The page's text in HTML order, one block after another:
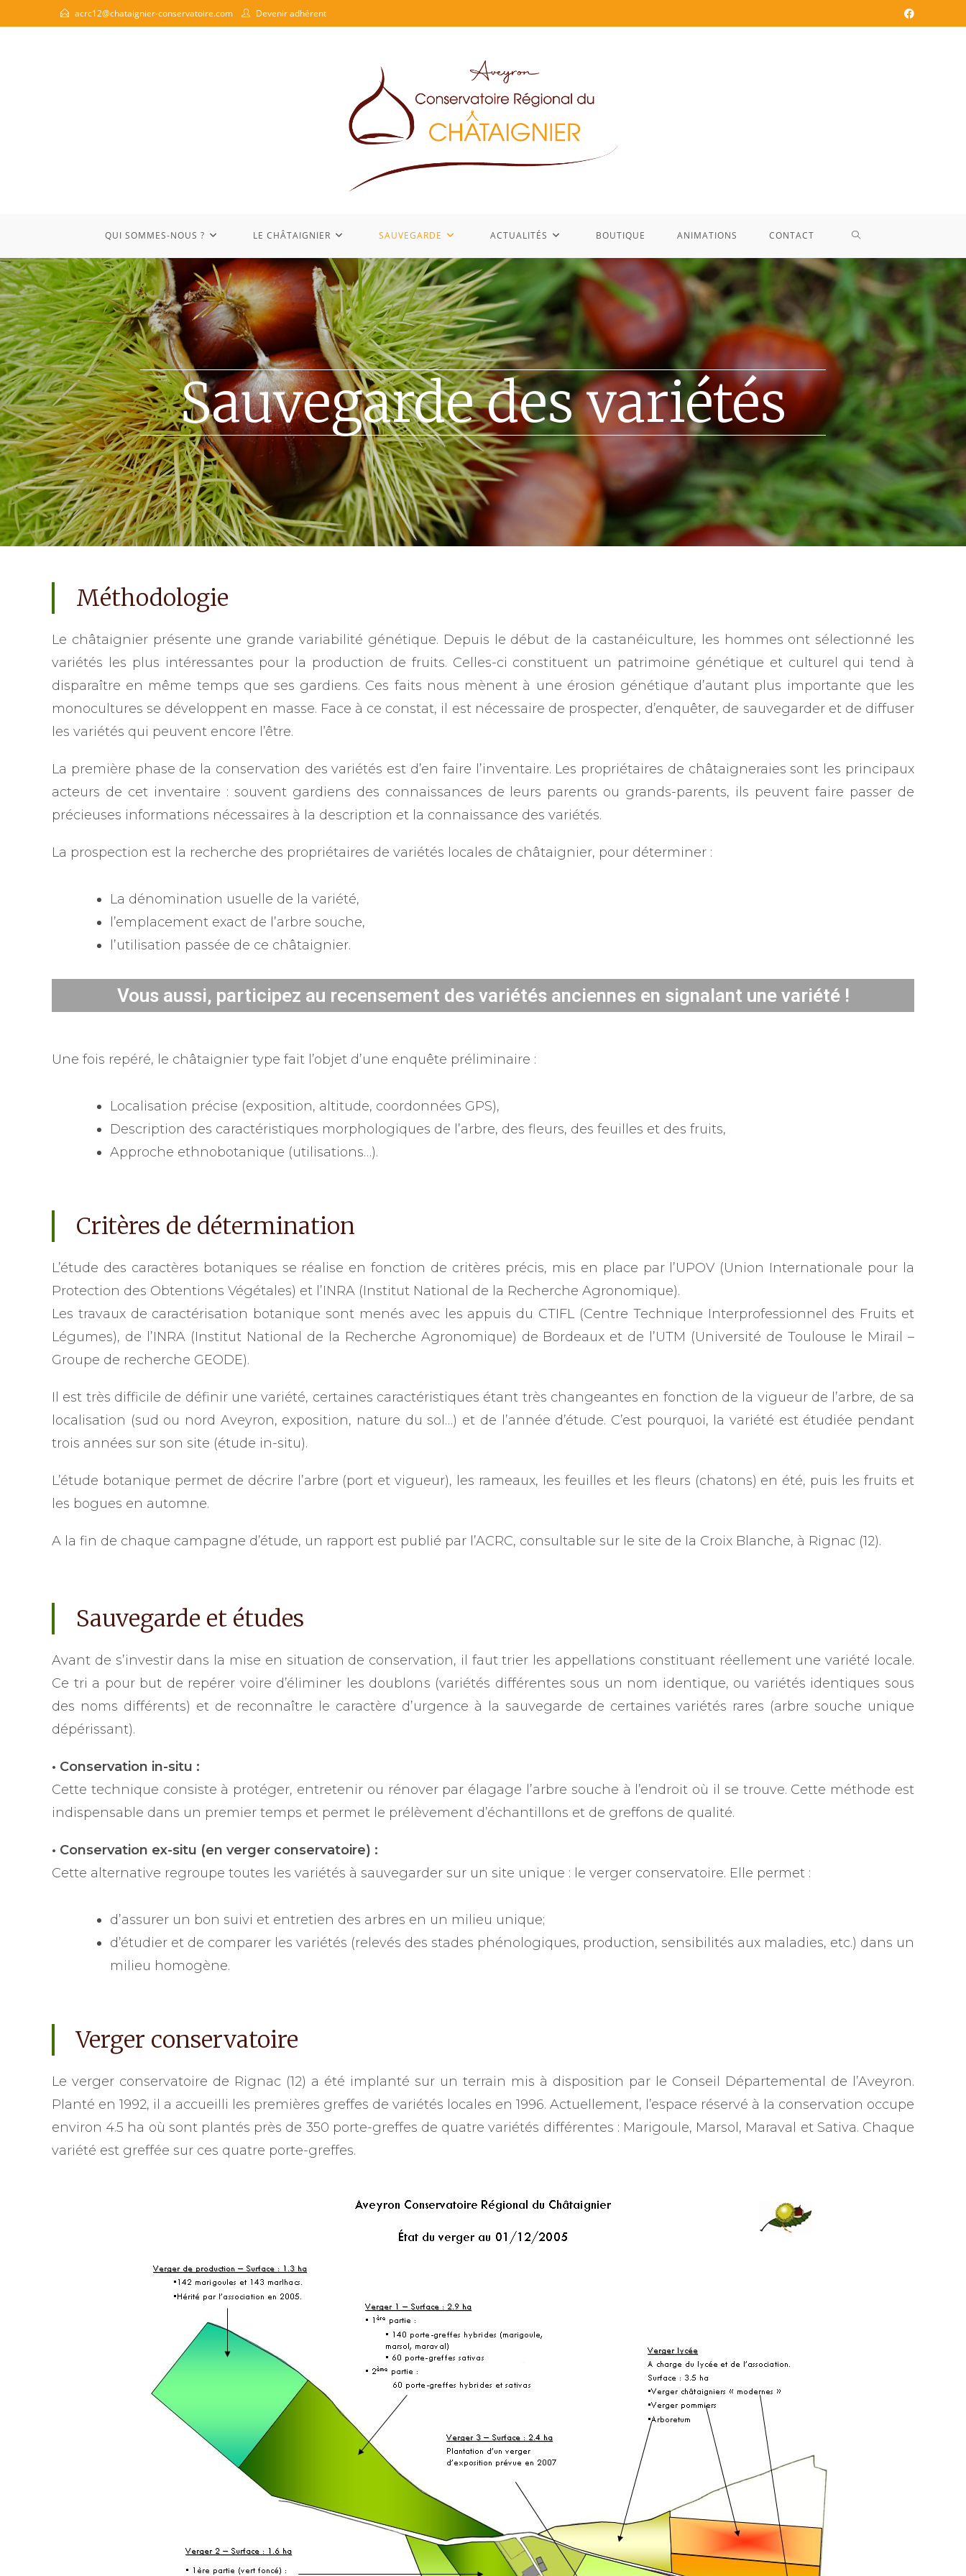
acrc12@chataignier-conservatoire.com Devenir adhérent
QUI SOMMES-NOUS ? LE CHÂTAIGNIER SAUVEGARDE ACTUALITÉS BOUTIQUE ANIMATIONS CONTACT
Sauvegarde des variétés
Méthodologie
Le châtaignier présente une grande variabilité génétique. Depuis le début de la castanéiculture, les hommes ont sélectionné les
variétés les plus intéressantes pour la production de fruits. Celles-ci constituent un patrimoine génétique et culturel qui tend à
disparaître en même temps que ses gardiens. Ces faits nous mènent à une érosion génétique d’autant plus importante que les
monocultures se développent en masse. Face à ce constat, il est nécessaire de prospecter, d’enquêter, de sauvegarder et de diffuser
les variétés qui peuvent encore l’être.
La première phase de la conservation des variétés est d’en faire l’inventaire. Les propriétaires de châtaigneraies sont les principaux
acteurs de cet inventaire : souvent gardiens des connaissances de leurs parents ou grands-parents, ils peuvent faire passer de
précieuses informations nécessaires à la description et la connaissance des variétés.
La prospection est la recherche des propriétaires de variétés locales de châtaignier, pour déterminer :
La dénomination usuelle de la variété,
l’emplacement exact de l’arbre souche,
l’utilisation passée de ce châtaignier.
Vous aussi, participez au recensement des variétés anciennes en signalant une variété !
Une fois repéré, le châtaignier type fait l’objet d’une enquête préliminaire :
Localisation précise (exposition, altitude, coordonnées GPS),
Description des caractéristiques morphologiques de l’arbre, des fleurs, des feuilles et des fruits,
Approche ethnobotanique (utilisations…).
Critères de détermination
L’étude des caractères botaniques se réalise en fonction de critères précis, mis en place par l’UPOV (Union Internationale pour la
Protection des Obtentions Végétales) et l’INRA (Institut National de la Recherche Agronomique).
Les travaux de caractérisation botanique sont menés avec les appuis du CTIFL (Centre Technique Interprofessionnel des Fruits et
Légumes), de l’INRA (Institut National de la Recherche Agronomique) de Bordeaux et de l’UTM (Université de Toulouse le Mirail –
Groupe de recherche GEODE).
Il est très difficile de définir une variété, certaines caractéristiques étant très changeantes en fonction de la vigueur de l’arbre, de sa
localisation (sud ou nord Aveyron, exposition, nature du sol…) et de l’année d’étude. C’est pourquoi, la variété est étudiée pendant
trois années sur son site (étude in-situ).
L’étude botanique permet de décrire l’arbre (port et vigueur), les rameaux, les feuilles et les fleurs (chatons) en été, puis les fruits et
les bogues en automne.
A la fin de chaque campagne d’étude, un rapport est publié par l’ACRC, consultable sur le site de la Croix Blanche, à Rignac (12).
Sauvegarde et études
Avant de s’investir dans la mise en situation de conservation, il faut trier les appellations constituant réellement une variété locale.
Ce tri a pour but de repérer voire d’éliminer les doublons (variétés différentes sous un nom identique, ou variétés identiques sous
des noms différents) et de reconnaître le caractère d’urgence à la sauvegarde de certaines variétés rares (arbre souche unique
dépérissant).
• Conservation in-situ :
Cette technique consiste à protéger, entretenir ou rénover par élagage l’arbre souche à l’endroit où il se trouve. Cette méthode est
indispensable dans un premier temps et permet le prélèvement d’échantillons et de greffons de qualité.
• Conservation ex-situ (en verger conservatoire) :
Cette alternative regroupe toutes les variétés à sauvegarder sur un site unique : le verger conservatoire. Elle permet :
d’assurer un bon suivi et entretien des arbres en un milieu unique;
d’étudier et de comparer les variétés (relevés des stades phénologiques, production, sensibilités aux maladies, etc.) dans un
milieu homogène.
Verger conservatoire
Le verger conservatoire de Rignac (12) a été implanté sur un terrain mis à disposition par le Conseil Départemental de l’Aveyron.
Planté en 1992, il a accueilli les premières greffes de variétés locales en 1996. Actuellement, l’espace réservé à la conservation occupe
environ 4.5 ha où sont plantés près de 350 porte-greffes de quatre variétés différentes : Marigoule, Marsol, Maraval et Sativa. Chaque
variété est greffée sur ces quatre porte-greffes.